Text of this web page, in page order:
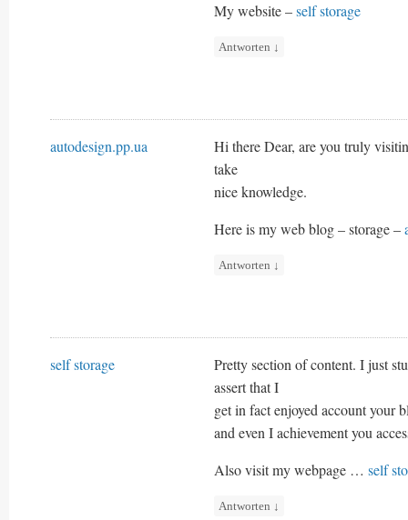
My website –self storage
Antworten ↓
autodesign.pp.ua
Hi there Dear, are you truly
take
nice knowledge.
Here is my web blog – storage –
Antworten ↓
self storage
Pretty section of content. I just
assert that I
get in fact enjoyed account your
and even I achievement you
Also visit my webpage … self
Antworten ↓